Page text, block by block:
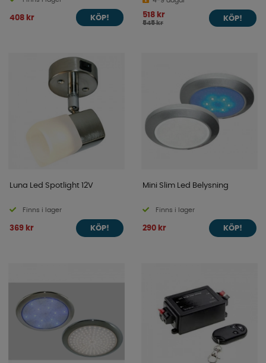
408 kr KÖP! 518 kr
545 kr
KÖP!
Luna Led Spotlight 12V
Finns i lager
369 kr KÖP!
Mini Slim Led Belysning
Finns i lager
290 kr KÖP!